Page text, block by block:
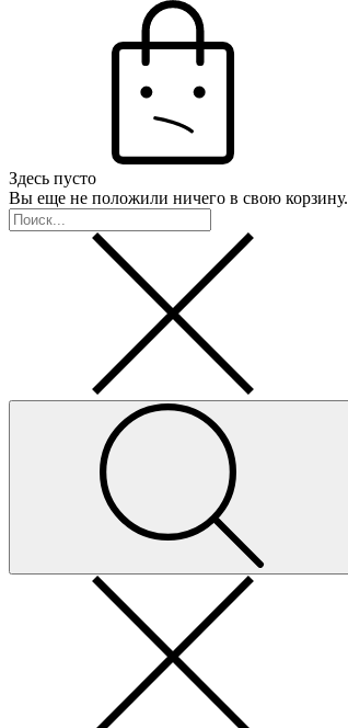
Здесь пусто
Вы еще не положили ничего в свою корзину.